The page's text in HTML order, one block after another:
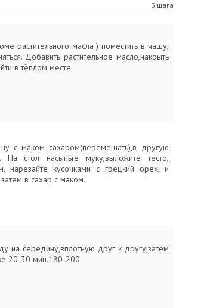
3 шага
растительного масла ) поместить в чашу,
Добавить растительное масло,накрыть
в тёплом месте.
с маком сахаром(перемешать),в другую
На стол насыпьте муку,выложите тесто,
нарезайте кусочками с грецкий орех, и
в сахар с маком.
на середину,вплотную друг к другу,затем
20-30 мин.180-200.